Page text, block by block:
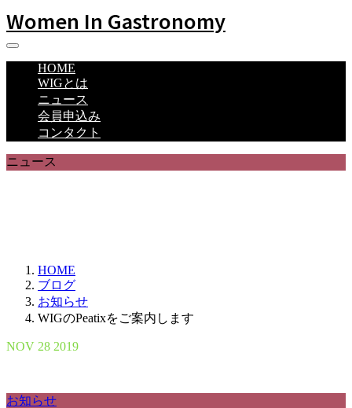
Women In Gastronomy
HOME
WIGとは
ニュース
会員申込み
コンタクト
ニュース
HOME
ブログ
お知らせ
WIGのPeatixをご案内します
NOV 28 2019
お知らせ